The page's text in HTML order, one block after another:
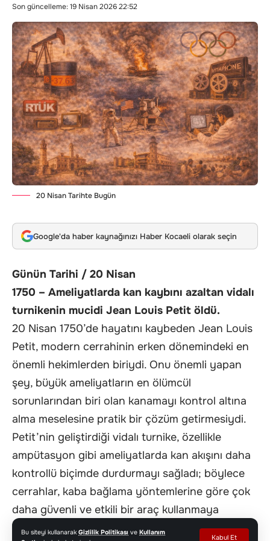
Bu siteyi kullanarakGizlilik Politikası ve Kullanım
Kabul Et
Son güncelleme: 19 Nisan 2026 22:52
20 Nisan Tarihte Bugün
Google'da haber kaynağınızı Haber Kocaeli olarak seçin
Günün Tarihi / 20 Nisan
1750 – Ameliyatlarda kan kaybını azaltan vidalı
turnikenin mucidi Jean Louis Petit öldü.
20 Nisan 1750’de hayatını kaybeden Jean Louis
Petit, modern cerrahinin erken dönemindeki en
önemli hekimlerden biriydi. Onu önemli yapan
şey, büyük ameliyatların en ölümcül
sorunlarından biri olan kanamayı kontrol altına
alma meselesine pratik bir çözüm getirmesiydi.
Petit’nin geliştirdiği vidalı turnike, özellikle
ampütasyon gibi ameliyatlarda kan akışını daha
kontrollü biçimde durdurmayı sağladı; böylece
cerrahlar, kaba bağlama yöntemlerine göre çok
daha güvenli ve etkili bir araç kullanmaya
başladı. Tıp tarihindeki önemi de buradan gelir: